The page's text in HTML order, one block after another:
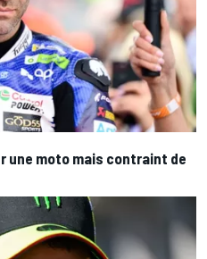
une moto mais contraint de